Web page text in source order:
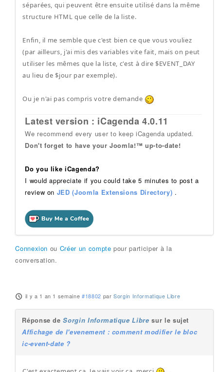
séparées, qui peuvent être ensuite utilisé dans la même
structure HTML que celle de la liste.
Enfin, il me semble que c'est bien ce que vous vouliez
(par ailleurs, j'ai mis des variables vite fait, mais on peut
utiliser les mêmes que la liste, c'est à dire $EVENT_DAY
au lieu de $jour par exemple).
Ou je n'ai pas compris votre demande
Latest version : iCagenda 4.0.11
We recommend every user to keep iCagenda updated.
Don't forget to have your Joomla!™ up-to-date!
Do you like iCagenda?
I would appreciate if you could take 5 minutes to post a
review on JED (Joomla Extensions Directory) .
Connexion ou Créer un compte pour participer à la
conversation.
il y a 1 an 1 semaine #18802 parSorgin Informatique Libre
Réponse deSorgin Informatique Libre sur le sujet
Affichage de l'evenement : comment modifier le bloc
ic-event-date ?